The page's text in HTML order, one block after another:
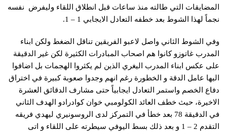
المضايقات التي طالته منذ ساعات قبل انطلاق اللقاء وليفرض نفسه
نجماً لهذا الشوط بعد خطفه التعادل الايجابي 1 – 1.
وفي الشوط الثاني واصل لاعبو الفريقين تناقل الضغط ولكن ابناء
المدرب غاتوزو كانوا هم اصحاب المبادرات الكثيرة لكن غير الدقيقة
على عكس ابناء المدرب اليغري الذين لم يكثروا الهجمات بل اضافوا
اليها عامل الدقة و الخطورة رغم انهم وجدوا صعوبة كبيرة في اختراق
دفاع الخصم واستمر التعادل ايجابياً حتى مشارف الدقائق العشرة
الاخيرة، حيث خطف العائد الكولومبي خوان ​كوادرادو​ الهدف الثاني
في الدقيقة 78 بعد خطأ في التمركز لدى الروسونيري ليهدي فريقه
التقدم 2 – 1 و بعد ذلك بسط اليوفي سيطرته على اللقاء و اتى